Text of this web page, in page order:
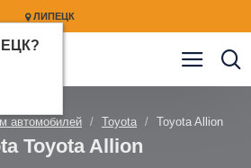
ЛИПЕЦК
?
автомобилей Toyota Toyota Allion
Toyota Allion